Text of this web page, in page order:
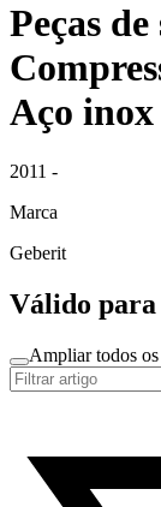
Peças
Aço
2011 -
Marca
Geberit
Válido
Ampliar todos